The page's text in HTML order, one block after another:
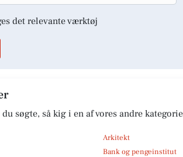
det relevante værktøj
søgte, så kig i en af vores andre
Arkitekt
Bank og pengeinstitut